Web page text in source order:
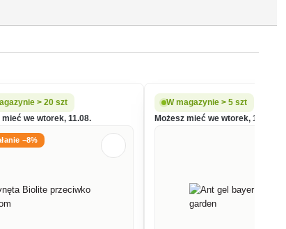
> 20 szt
mieć we wtorek, 11.08.
−8%
W magazynie > 5 szt
Możesz mieć we wtorek, 11.08.